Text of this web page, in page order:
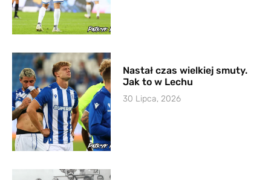
Nastał czas wielkiej smuty.
Jak to w Lechu
30 Lipca, 2026